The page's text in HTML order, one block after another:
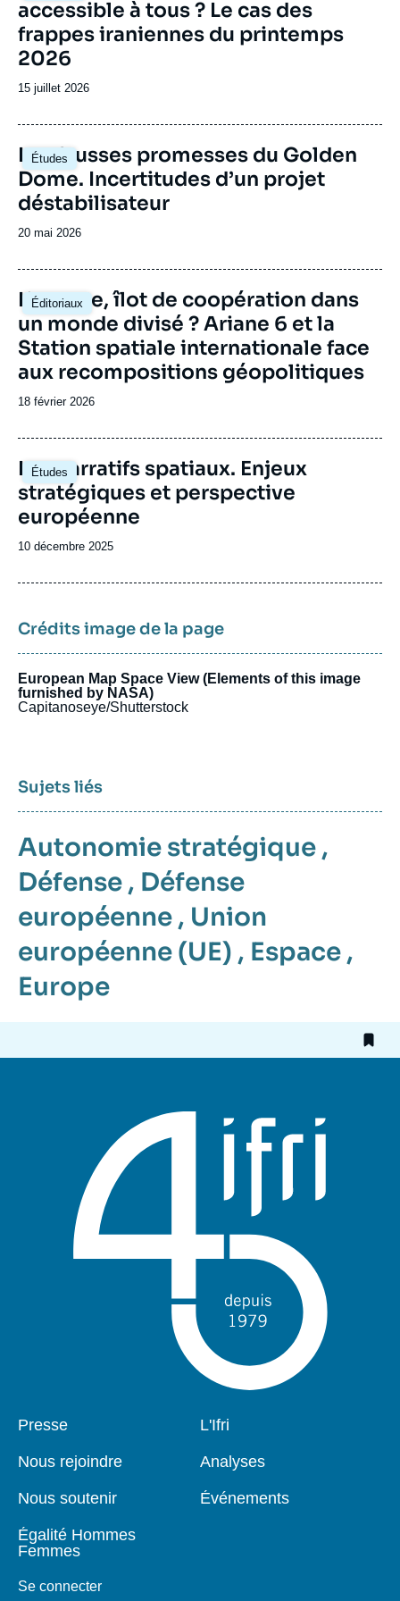
méga-constellations nécessaires à la
révolution numérique ; les enjeux de ces
évolutions pour l’Europe et son statut de
puissance spatiale.
internationales (Ifri) en France, laDeutsche
Gesellschaft für Auswärtige Politik
(DGAP) en
Allemagne et l’ Istituto Affari Internazionali(IAI)
en Italie.
accessible à tous ? Le cas des
frappes iraniennes du printemps
2026
Date
publication
15 juillet 2026
Études
Image
principale
Les fausses promesses du Golden
Dome. Incertitudes d’un projet
déstabilisateur
Date
publication
20 mai 2026
Éditoriaux
Image
principale
L’espace, îlot de coopération dans
un monde divisé ? Ariane 6 et la
Station spatiale internationale face
aux recompositions géopolitiques
Date
publication
18 février 2026
Études
Image
principale
Les narratifs spatiaux. Enjeux
stratégiques et perspective
européenne
Date
publication
10 décembre 2025
Crédits image de la page
European Map Space View (Elements of this image
furnished by NASA)
Capitanoseye/Shutterstock
Sujets liés
Autonomie stratégique ,
Défense , Défense
européenne , Union
européenne (UE) , Espace ,
Europe
Pied
Presse
Nous rejoindre
Nous soutenir
Égalité Hommes
Femmes
Se connecter
Navigation
L'Ifri
Analyses
Événements